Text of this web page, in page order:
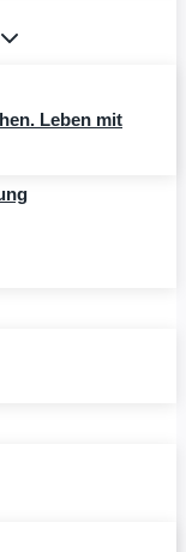
Leben mit